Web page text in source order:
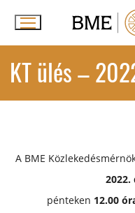
KT ülés –
A BME
2022.
pénteken 12.00